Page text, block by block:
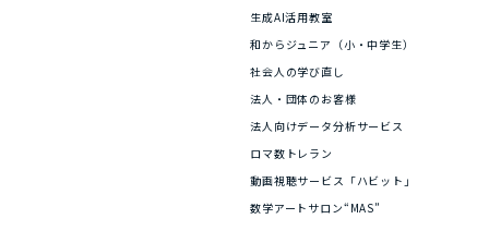
生成AI活用教室
和からジュニア（小・中学生）
社会人の学び直し
法人・団体のお客様
法人向けデータ分析サービス
ロマ数トレラン
動画視聴サービス「ハビット」
数学アートサロン“MAS”